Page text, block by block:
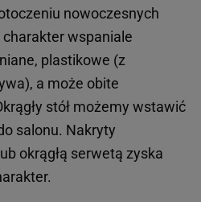
nowoczesnych
wspaniale
plastikowe (z
a może obite
stół możemy wstawić
salonu. Nakryty
okrągłą serwetą zyska